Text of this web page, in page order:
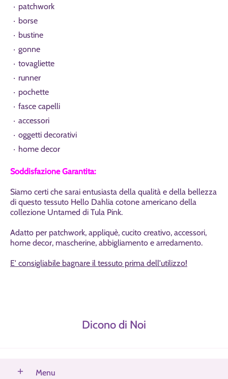
patchwork
borse
bustine
gonne
tovagliette
runner
pochette
fasce capelli
accessori
oggetti decorativi
home decor
Soddisfazione Garantita:
Siamo certi che sarai entusiasta della qualità e della bellezza
di questo tessuto Hello Dahlia cotone americano della
collezione Untamed di Tula Pink.
Adatto per patchwork, appliquè, cucito creativo, accessori,
home decor, mascherine, abbigliamento e arredamento.
E' consigliabile bagnare il tessuto prima dell'utilizzo!
Dicono di Noi
Menu